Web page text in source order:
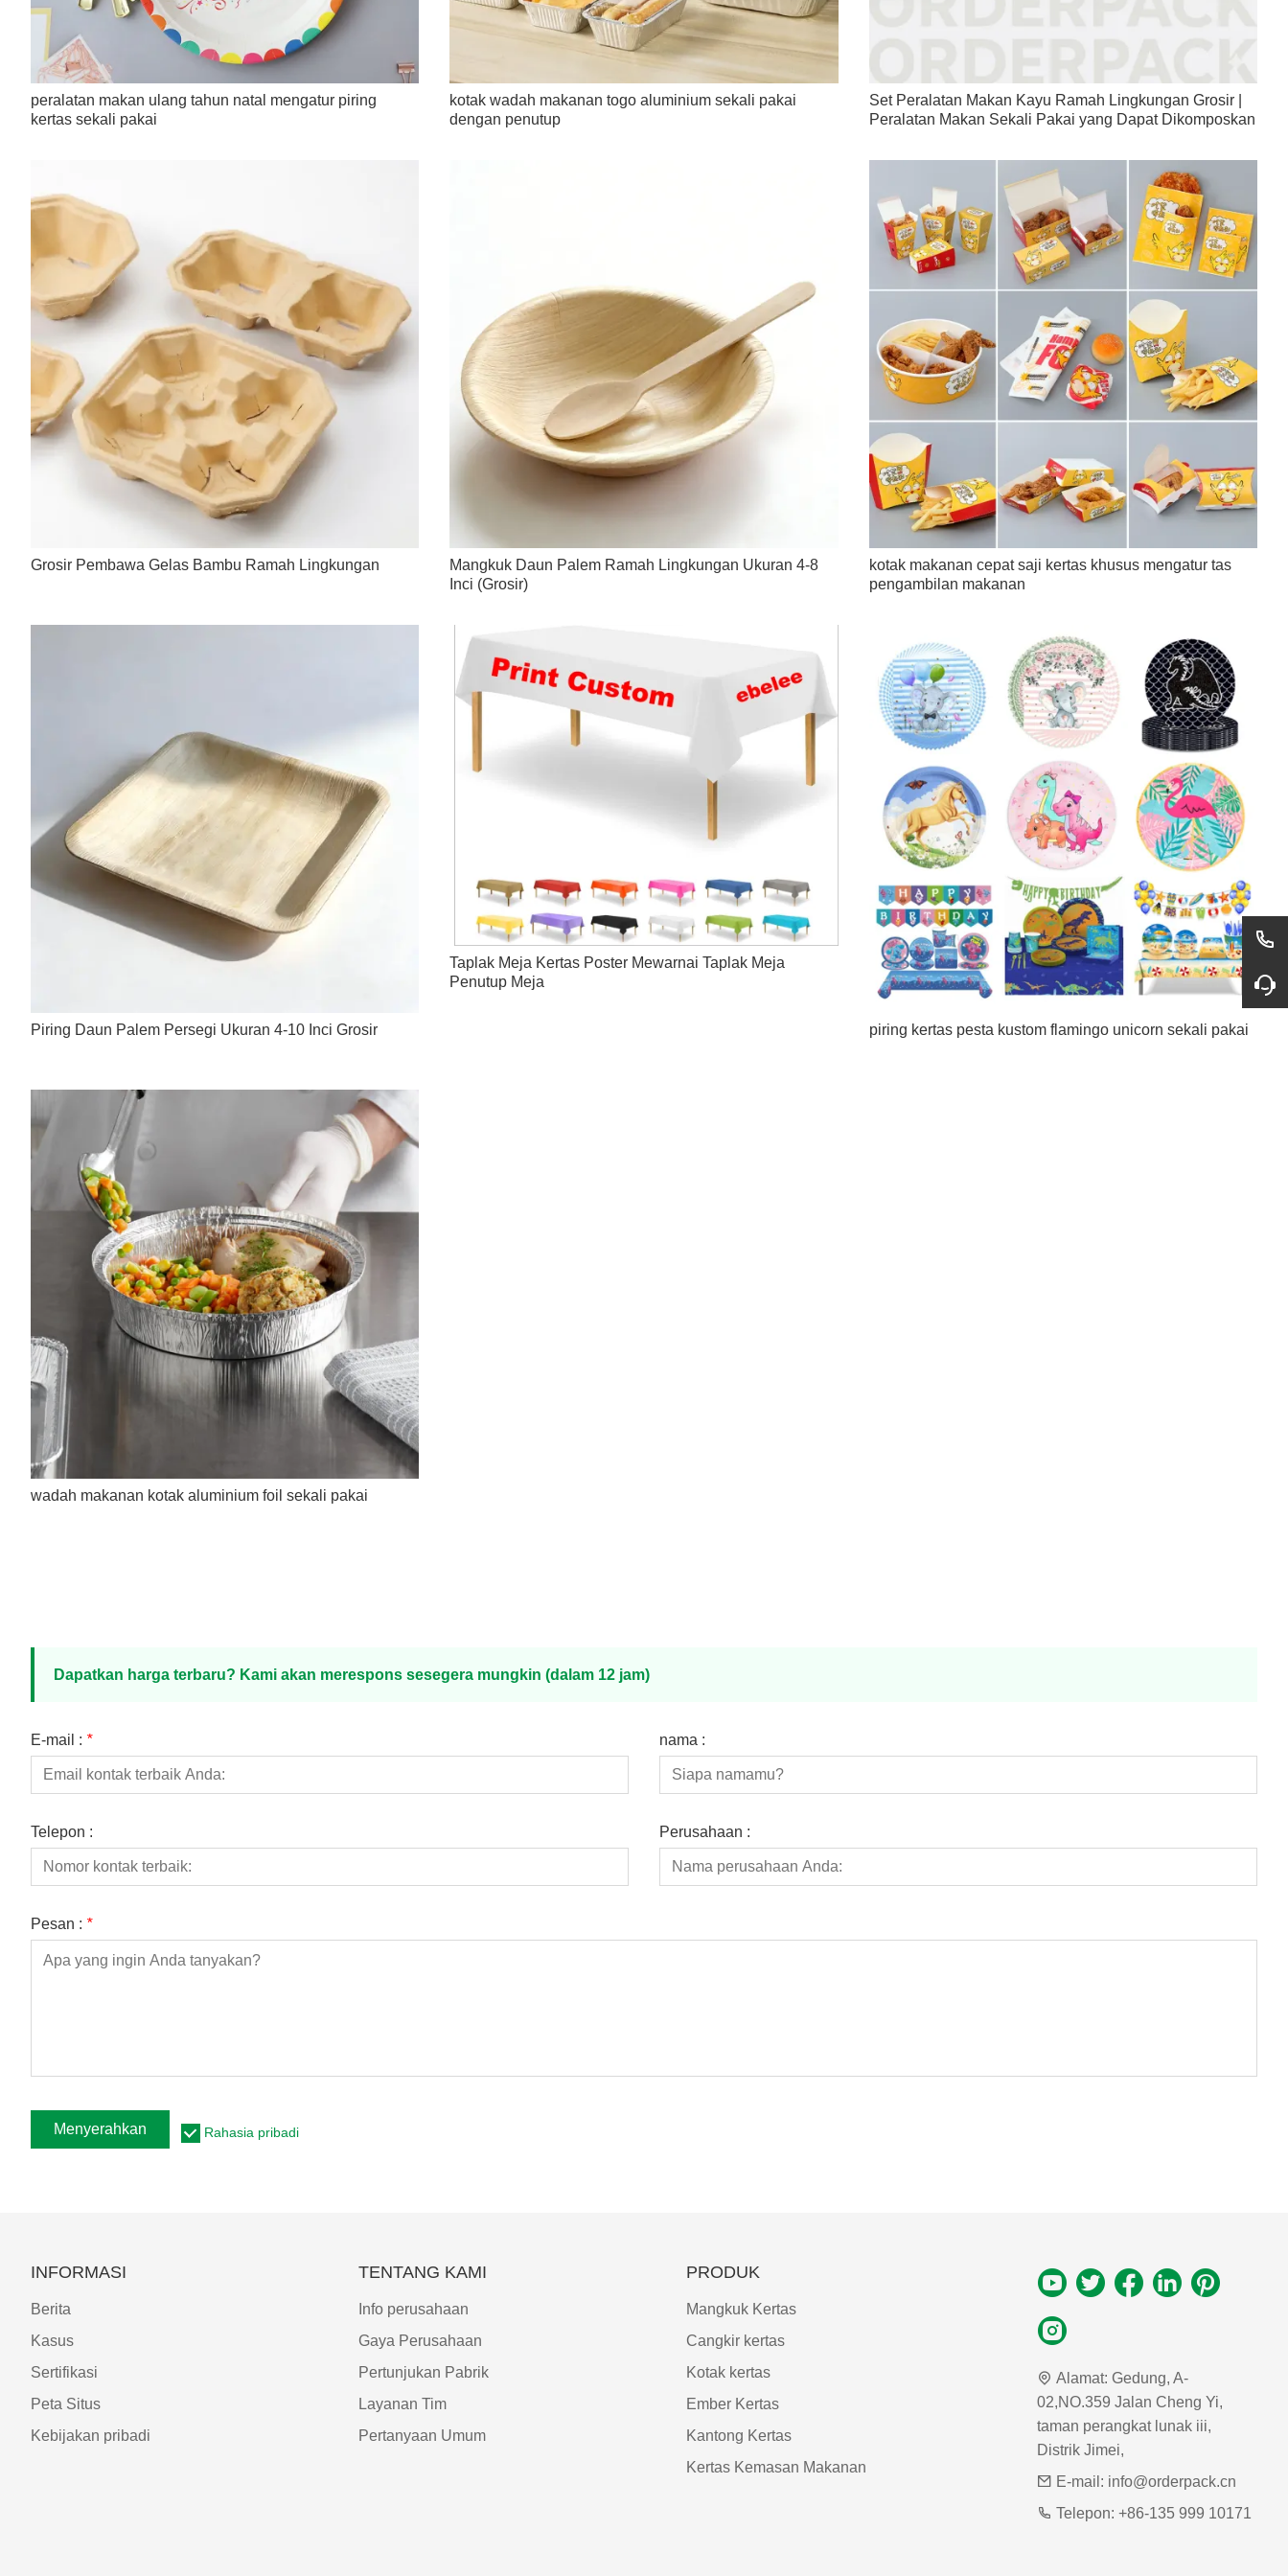
peralatan makan ulang tahun natal mengatur piring
kertas sekali pakai
kotak wadah makanan togo aluminium sekali pakai
dengan penutup
Set Peralatan Makan Kayu Ramah Lingkungan Grosir |
Peralatan Makan Sekali Pakai yang Dapat Dikomposkan
Grosir Pembawa Gelas Bambu Ramah Lingkungan
Mangkuk Daun Palem Ramah Lingkungan Ukuran 4-8
Inci (Grosir)
kotak makanan cepat saji kertas khusus mengatur tas
pengambilan makanan
Piring Daun Palem Persegi Ukuran 4-10 Inci Grosir
Taplak Meja Kertas Poster Mewarnai Taplak Meja
Penutup Meja
piring kertas pesta kustom flamingo unicorn sekali pakai
wadah makanan kotak aluminium foil sekali pakai
Dapatkan harga terbaru? Kami akan merespons sesegera mungkin (dalam 12 jam)
E-mail : * nama :
Telepon : Perusahaan :
Pesan : *
Menyerahkan Rahasia pribadi
INFORMASI
Berita
Kasus
Sertifikasi
Peta Situs
Kebijakan pribadi
TENTANG KAMI
Info perusahaan
Gaya Perusahaan
Pertunjukan Pabrik
Layanan Tim
Pertanyaan Umum
PRODUK
Mangkuk Kertas
Cangkir kertas
Kotak kertas
Ember Kertas
Kantong Kertas
Kertas Kemasan Makanan
Alamat: Gedung, A-
02,NO.359 Jalan Cheng Yi,
taman perangkat lunak iii,
Distrik Jimei,
E-mail: info@orderpack.cn
Telepon: +86-135 999 10171